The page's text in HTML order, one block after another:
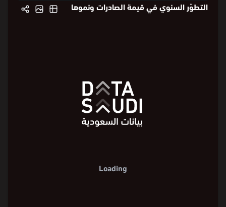
التطوّر السنوي في قيمة الصادرات ونموها
Loading